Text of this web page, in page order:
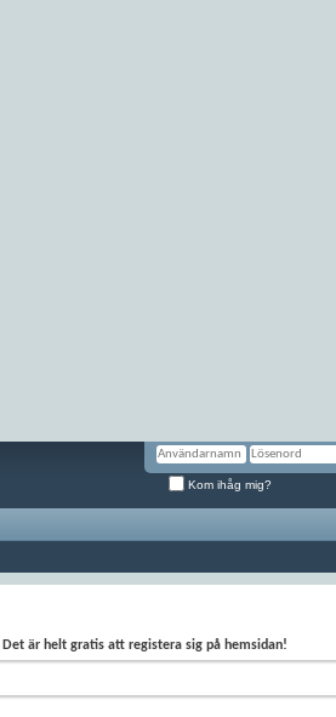
Kom ihåg mig?
Det är helt gratis att registera sig på hemsidan!